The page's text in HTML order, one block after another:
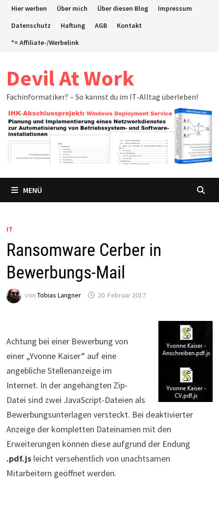
ZumHier werben Über mich Über diesen Blog
Impressum
Datenschutz
Haftung AGB
Kontakt
*= Affiliate-/Werbelink
Devil At Work
Fachinformatiker? – So kannst du im IT-Alltag überleben!
MENÜ
IT
Ransomware Cerber in
Bewerbungs-Mail
von Tobias Langner 20. Februar 2017
Achtung bei einer Bewerbung von
einer „Yvonne Kaiser“ auf eine
angebliche Stellenanzeige im
Internet. In der angehängten Zip-
Datei sind zwei JavaScript-Dateien als
Bewerbungsunterlagen versteckt. Bei deaktivierter
Anzeige der kompletten Dateinamen mit den
Erweiterungen können diese aufgrund der Endung
.pdf.js leicht versehentlich von unachtsamen
Mitarbeitern geöffnet werden.